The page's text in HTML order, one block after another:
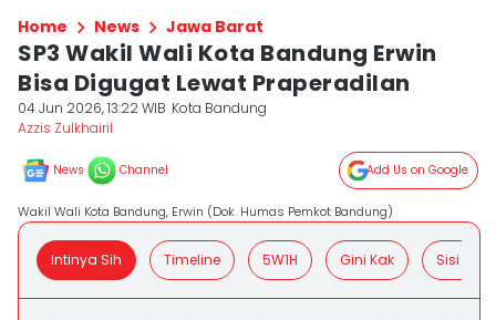
Home News Jawa Barat
SP3 Wakil Wali Kota Bandung Erwin
Bisa Digugat Lewat Praperadilan
04 Jun 2026, 13:22 WIB Kota Bandung
Azzis Zulkhairil
News Channel Add Us on Google
Wakil Wali Kota Bandung, Erwin (Dok. Humas Pemkot Bandung)
Intinya Sih Timeline 5W1H Gini Kak Sisi